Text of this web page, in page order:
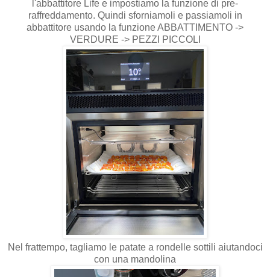
l'abbattitore Life e impostiamo la funzione di pre-
raffreddamento. Quindi sforniamoli e passiamoli in
abbattitore usando la funzione ABBATTIMENTO ->
VERDURE -> PEZZI PICCOLI
Nel frattempo, tagliamo le patate a rondelle sottili aiutandoci
con una mandolina